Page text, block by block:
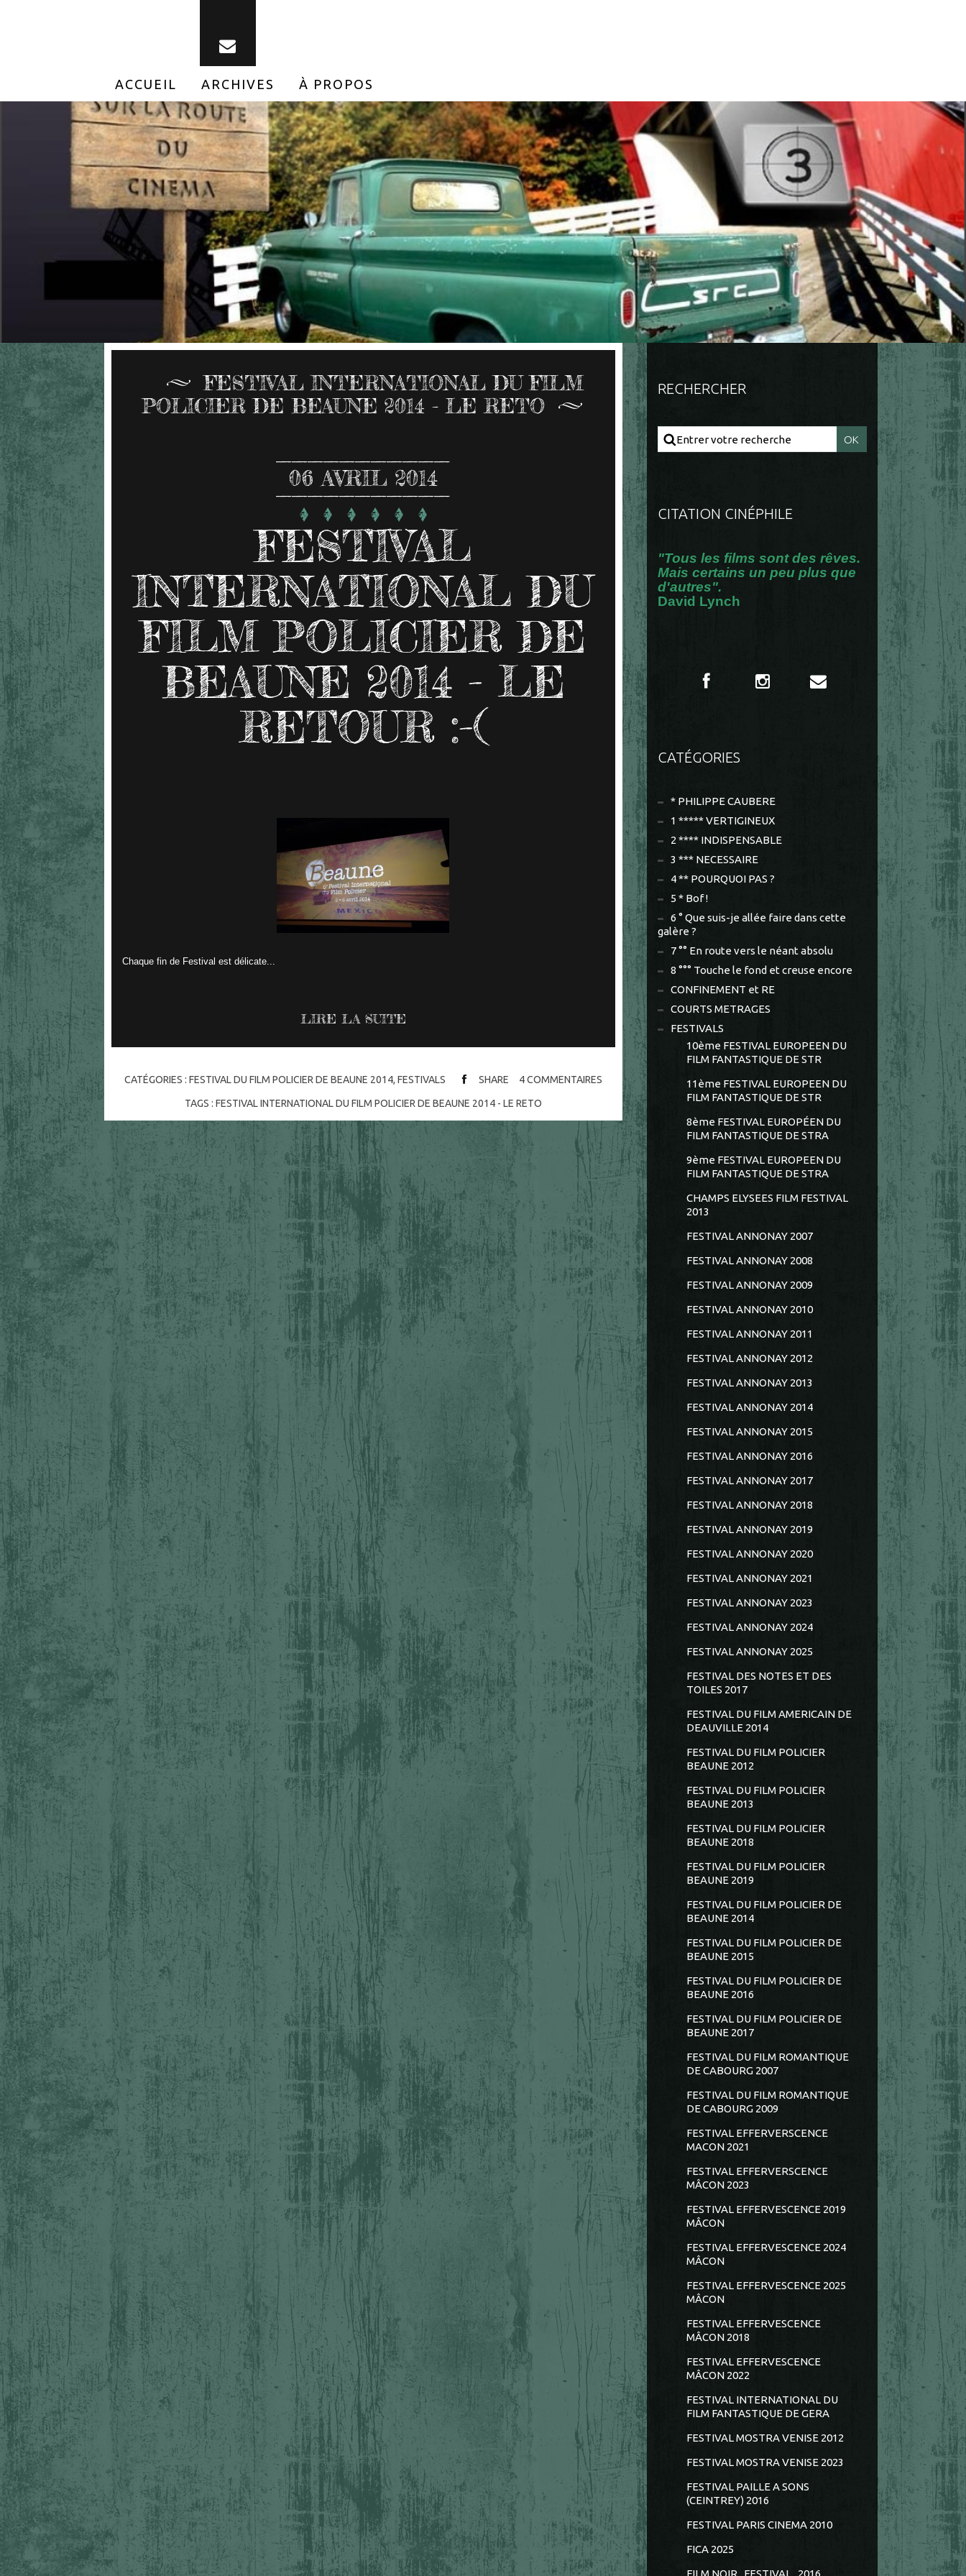
ACCUEIL ARCHIVES À PROPOS
FESTIVAL INTERNATIONAL DU FILM
POLICIER DE BEAUNE 2014 - LE RETO
06 AVRIL 2014
FESTIVAL
INTERNATIONAL DU
FILM POLICIER DE
BEAUNE 2014 - LE
RETOUR :-(
Chaque fin de Festival est délicate...
LIRE LA SUITE
CATÉGORIES : FESTIVAL DU FILM POLICIER DE BEAUNE 2014, FESTIVALS SHARE 4COMMENTAIRES
TAGS : FESTIVAL INTERNATIONAL DU FILM POLICIER DE BEAUNE 2014 - LE RETO
RECHERCHER
CITATION CINÉPHILE
"Tous les films sont des rêves.
Mais certains un peu plus que
d'autres".
David Lynch
CATÉGORIES
* PHILIPPE CAUBERE
1 ***** VERTIGINEUX
2 **** INDISPENSABLE
3 *** NECESSAIRE
4 ** POURQUOI PAS ?
5 * Bof !
6 ° Que suis-je allée faire dans cette
galère ?
7 °° En route vers le néant absolu
8 °°° Touche le fond et creuse encore
CONFINEMENT et RE
COURTS METRAGES
FESTIVALS
10ème FESTIVAL EUROPEEN DU
FILM FANTASTIQUE DE STR
11ème FESTIVAL EUROPEEN DU
FILM FANTASTIQUE DE STR
8ème FESTIVAL EUROPÉEN DU
FILM FANTASTIQUE DE STRA
9ème FESTIVAL EUROPEEN DU
FILM FANTASTIQUE DE STRA
CHAMPS ELYSEES FILM FESTIVAL
2013
FESTIVAL ANNONAY 2007
FESTIVAL ANNONAY 2008
FESTIVAL ANNONAY 2009
FESTIVAL ANNONAY 2010
FESTIVAL ANNONAY 2011
FESTIVAL ANNONAY 2012
FESTIVAL ANNONAY 2013
FESTIVAL ANNONAY 2014
FESTIVAL ANNONAY 2015
FESTIVAL ANNONAY 2016
FESTIVAL ANNONAY 2017
FESTIVAL ANNONAY 2018
FESTIVAL ANNONAY 2019
FESTIVAL ANNONAY 2020
FESTIVAL ANNONAY 2021
FESTIVAL ANNONAY 2023
FESTIVAL ANNONAY 2024
FESTIVAL ANNONAY 2025
FESTIVAL DES NOTES ET DES
TOILES 2017
FESTIVAL DU FILM AMERICAIN DE
DEAUVILLE 2014
FESTIVAL DU FILM POLICIER
BEAUNE 2012
FESTIVAL DU FILM POLICIER
BEAUNE 2013
FESTIVAL DU FILM POLICIER
BEAUNE 2018
FESTIVAL DU FILM POLICIER
BEAUNE 2019
FESTIVAL DU FILM POLICIER DE
BEAUNE 2014
FESTIVAL DU FILM POLICIER DE
BEAUNE 2015
FESTIVAL DU FILM POLICIER DE
BEAUNE 2016
FESTIVAL DU FILM POLICIER DE
BEAUNE 2017
FESTIVAL DU FILM ROMANTIQUE
DE CABOURG 2007
FESTIVAL DU FILM ROMANTIQUE
DE CABOURG 2009
FESTIVAL EFFERVERSCENCE
MACON 2021
FESTIVAL EFFERVERSCENCE
MÂCON 2023
FESTIVAL EFFERVESCENCE 2019
MÂCON
FESTIVAL EFFERVESCENCE 2024
MÂCON
FESTIVAL EFFERVESCENCE 2025
MÂCON
FESTIVAL EFFERVESCENCE
MÂCON 2018
FESTIVAL EFFERVESCENCE
MÂCON 2022
FESTIVAL INTERNATIONAL DU
FILM FANTASTIQUE DE GERA
FESTIVAL MOSTRA VENISE 2012
FESTIVAL MOSTRA VENISE 2023
FESTIVAL PAILLE A SONS
(CEINTREY) 2016
FESTIVAL PARIS CINEMA 2010
FICA 2025